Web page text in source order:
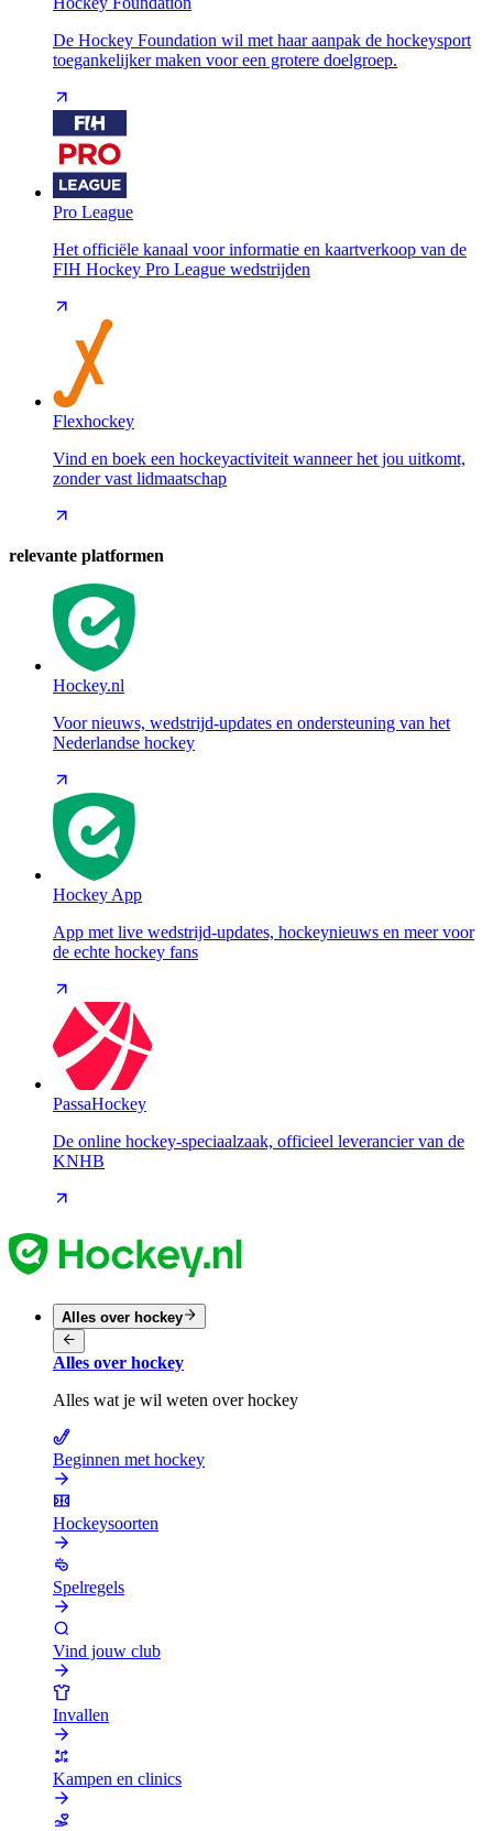
De Hockey Foundation wil met haar aanpak de hockeysport
toegankelijker maken voor een grotere doelgroep.
Pro League
Het officiële kanaal voor informatie en kaartverkoop van de
FIH Hockey Pro League wedstrijden
Flexhockey
Vind en boek een hockeyactiviteit wanneer het jou uitkomt,
zonder vast lidmaatschap
relevante platformen
Hockey.nl
Voor nieuws, wedstrijd-updates en ondersteuning van het
Nederlandse hockey
Hockey App
App met live wedstrijd-updates, hockeynieuws en meer voor
de echte hockey fans
PassaHockey
De online hockey-speciaalzaak, officieel leverancier van de
KNHB
Alles over hockey
Alles over hockey
Alles wat je wil weten over hockey
Beginnen met hockey
Hockeysoorten
Spelregels
Vind jouw club
Invallen
Kampen en clinics